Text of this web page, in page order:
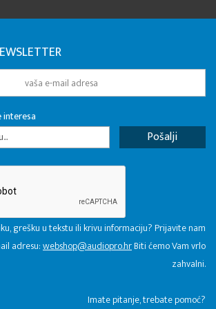
grešku u tekstu ili krivu informaciju? Prijavite nam
adresu:webshop@audiopro.hrBiti ćemo Vam vrlo
zahvalni.
​Imate pitanje, trebate pomoć?